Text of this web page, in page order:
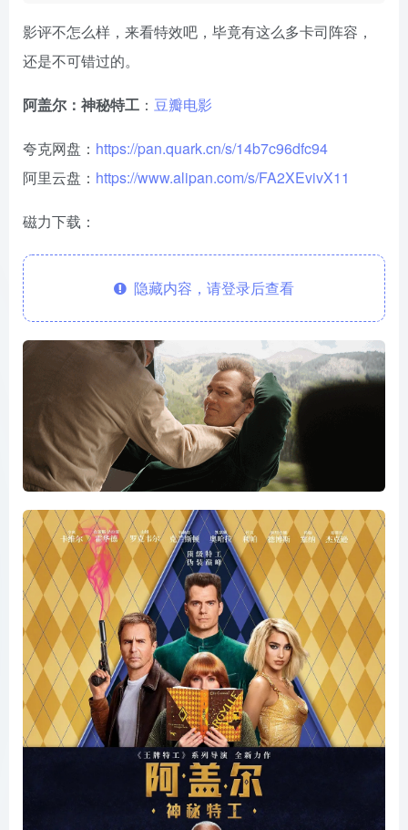
影评不怎么样，来看特效吧，毕竟有这么多卡司阵容，
还是不可错过的。
阿盖尔：神秘特工 ： 豆瓣电影
夸克网盘： https://pan.quark.cn/s/14b7c96dfc94
阿里云盘： https://www.alipan.com/s/FA2XEvivX11
磁力下载：
隐藏内容，请登录后查看